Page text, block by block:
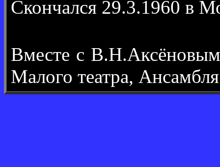
Скончался 29.3.1960 в
Вместе с
Малого театра,